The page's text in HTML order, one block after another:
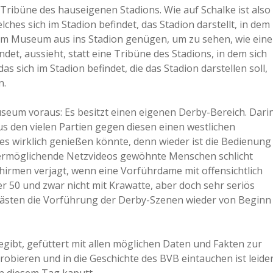
des hauseigenen Stadions. Wie auf Schalke ist also
sich im Stadion befindet, das Stadion darstellt, in dem
Museum aus ins Stadion genügen, um zu sehen, wie eine
aussieht, statt eine Tribüne des Stadions, in dem sich
sich im Stadion befindet, die das Stadion darstellen soll,
voraus: Es besitzt einen eigenen Derby-Bereich.
den vielen Partien gegen diesen einen westlichen
wirklich genießen könnte, denn wieder ist die Bedienung
Netzvideos gewöhnte Menschen schlicht
verjagt, wenn eine Vorführdame mit offensichtlich
50 und zwar nicht mit Krawatte, aber doch sehr seriös
die Vorführung der Derby-Szenen wieder von Beginn
gefüttert mit allen möglichen Daten und Fakten zur
und in die Geschichte des BVB eintauchen ist